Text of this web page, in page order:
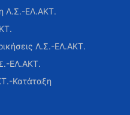
Λ.Σ.-ΕΛ.ΑΚΤ.
Λ.Σ.-ΕΛ.ΑΚΤ.
ΕΛ.ΑΚΤ.
Κατάταξη